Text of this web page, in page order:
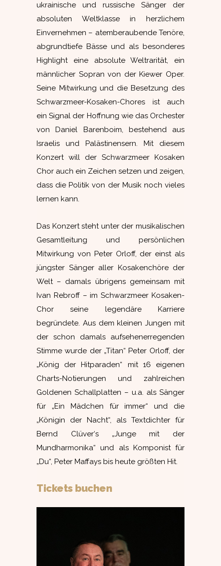
ukrainische und russische Sänger der
absoluten Weltklasse in herzlichem
Einvernehmen – atemberaubende Tenöre,
abgrundtiefe Bässe und als besonderes
Highlight eine absolute Weltrarität, ein
männlicher Sopran von der Kiewer Oper.
Seine Mitwirkung und die Besetzung des
Schwarzmeer-Kosaken-Chores ist auch
ein Signal der Hoffnung wie das Orchester
von Daniel Barenboim, bestehend aus
Israelis und Palästinensern. Mit diesem
Konzert will der Schwarzmeer Kosaken
Chor auch ein Zeichen setzen und zeigen,
dass die Politik von der Musik noch vieles
lernen kann.
Das Konzert steht unter der musikalischen
Gesamtleitung und persönlichen
Mitwirkung von Peter Orloff, der einst als
jüngster Sänger aller Kosakenchöre der
Welt – damals übrigens gemeinsam mit
Ivan Rebroff – im Schwarzmeer Kosaken-
Chor seine legendäre Karriere
begründete. Aus dem kleinen Jungen mit
der schon damals aufsehenerregenden
Stimme wurde der „Titan“ Peter Orloff, der
„König der Hitparaden“ mit 16 eigenen
Charts-Notierungen und zahlreichen
Goldenen Schallplatten – u.a. als Sänger
für „Ein Mädchen für immer“ und die
„Königin der Nacht“, als Textdichter für
Bernd Clüver‘s „Junge mit der
Mundharmonika“ und als Komponist für
„Du“, Peter Maffays bis heute größten Hit.
Tickets buchen